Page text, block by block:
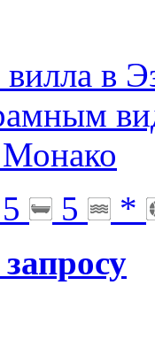
в
5 5
*